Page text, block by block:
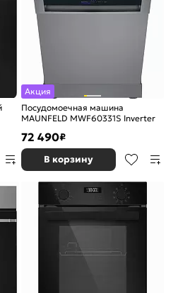
Акция
Посудомоечная машина
MAUNFELD MWF60331S Inverter
72 490₽
В корзину